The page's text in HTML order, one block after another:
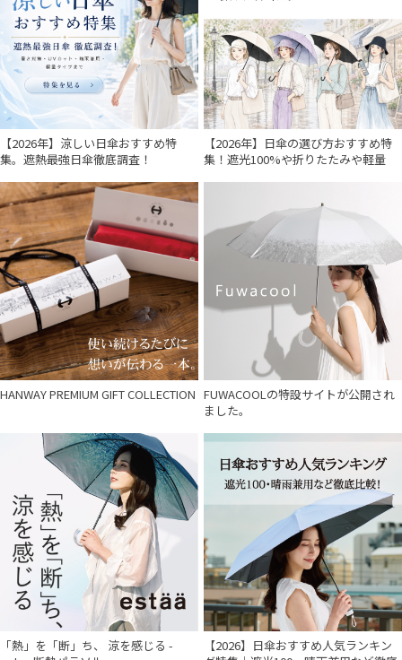
件
【2026年】涼しい日傘おすすめ特
集。遮熱最強日傘徹底調査！
【2026年】日傘の選び方おすすめ特
集！遮光100%や折りたたみや軽量
HANWAY PREMIUM GIFT COLLECTION FUWACOOLの特設サイトが公開され
ました。
「熱」を「断」ち、 涼を感じる -
【2026】日傘おすすめ人気ランキン